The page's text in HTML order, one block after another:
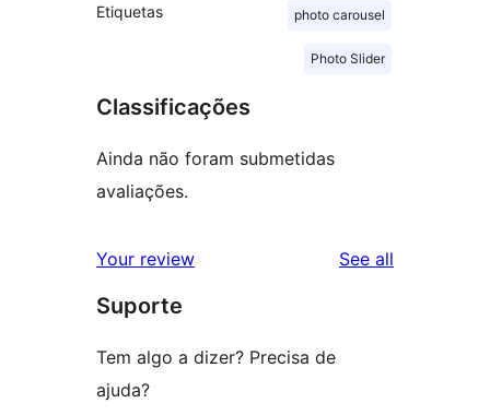
Etiquetas photo carousel
Photo Slider
Classificações
Ainda não foram submetidas
avaliações.
Your review See all
Suporte
Tem algo a dizer? Precisa de
ajuda?